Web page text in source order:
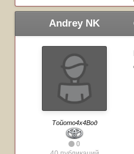
Andrey NK
Тойото4х4Вод
0